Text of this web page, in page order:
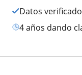
Datos
4 años dando